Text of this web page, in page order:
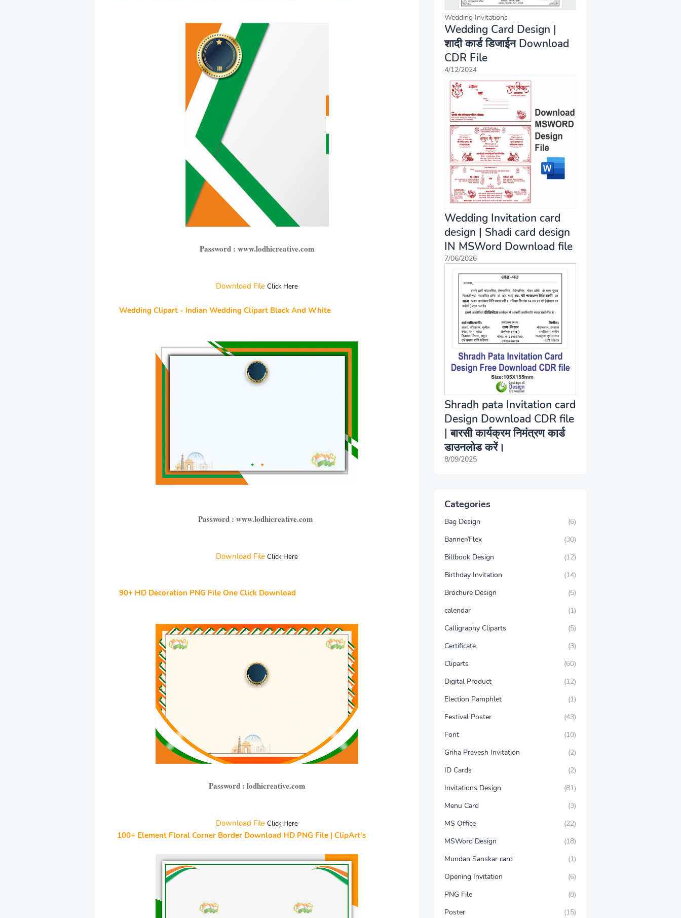
Password : www.lodhicreative.com
Download File Click Here
Wedding Clipart - Indian Wedding Clipart Black And White
Password : www.lodhicreative.com
Download File Click Here
90+ HD Decoration PNG File One Click Download
Password : lodhicreative.com
Download File Click Here
100+ Element Floral Corner Border Download HD PNG File | ClipArt's
Wedding Invitations
Wedding Card Design |
शादी कार्ड डिजाईन Download
CDR File
4/12/2024
Wedding Invitation card
design | Shadi card design
IN MSWord Download file
7/06/2026
Shradh pata Invitation card
Design Download CDR file
| बारसी कार्यक्रम निमंत्रण कार्ड
डाउनलोड करें।
8/09/2025
Categories
Bag Design
(6)
Banner/Flex
(30)
Billbook Design
(12)
Birthday Invitation
(14)
Brochure Design
(5)
calendar
(1)
Calligraphy Cliparts
(5)
Certificate
(3)
Cliparts
(60)
Digital Product
(12)
Election Pamphlet
(1)
Festival Poster
(43)
Font
(10)
Griha Pravesh Invitation
(2)
ID Cards
(2)
Invitations Design
(81)
Menu Card
(3)
MS Office
(22)
MSWord Design
(18)
Mundan Sanskar card
(1)
Opening Invitation
(6)
PNG File
(8)
Poster
(15)